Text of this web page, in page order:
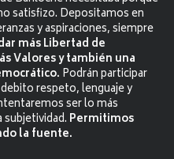
satisfizo. Depositamos en
y aspiraciones, siempre
más Libertad de
Valores y también una
Podrán participar
respeto, lenguaje y
ser lo más
Permitimos
la fuente.